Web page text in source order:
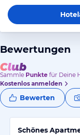
Bewertungen
Sammle Punkte für Deine
Kostenlos anmelden
Bewerten
Schönes